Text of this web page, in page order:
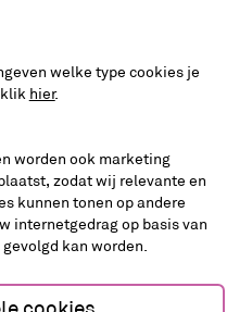
cookies/privacy
welke type cookies je
hier.
worden ook marketing
zodat wij relevante en
kunnen tonen op andere
internetgedrag op basis van
kan worden.